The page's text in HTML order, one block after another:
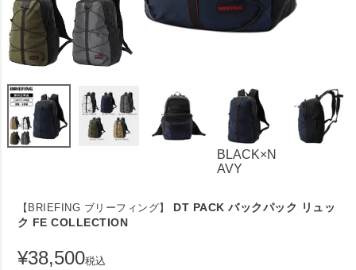
BLACK×N
AVY
【BRIEFING ブリーフィング】
DT PACK バックパック リュッ
ク FE COLLECTION
¥38,500税込